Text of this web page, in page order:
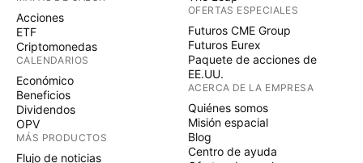
Acciones
ETF
Criptomonedas
CALENDARIOS
Económico
Beneficios
Dividendos
OPV
MÁS PRODUCTOS
Flujo de noticias
OFERTAS ESPECIALES
Futuros CME Group
Futuros Eurex
Paquete de acciones de
EE.UU.
ACERCA DE LA EMPRESA
Quiénes somos
Misión espacial
Blog
Centro de ayuda